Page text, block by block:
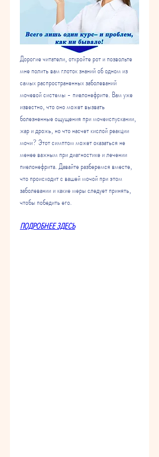
Дорогие читатели, откройте рот и позвольте
мне полить вам глоток знаний об одном из
самых распространенных заболеваний
мочевой системы - пиелонефрите. Вам уже
известно, что оно может вызвать
болезненные ощущения при мочеиспускании,
жар и дрожь, но что насчет кислой реакции
мочи? Этот симптом может оказаться не
менее важным при диагностике и лечении
пиелонефрита. Давайте разберемся вместе,
что происходит с вашей мочой при этом
заболевании и какие меры следует принять,
чтобы победить его.
ПОДРОБНЕЕ ЗДЕСЬ